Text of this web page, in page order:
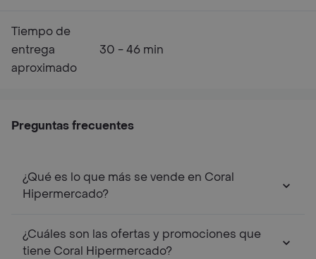
Tiempo de
entrega
aproximado
30 - 46 min
Preguntas frecuentes
¿Qué es lo que más se vende en Coral
Hipermercado?
¿Cuáles son las ofertas y promociones que
tiene Coral Hipermercado?